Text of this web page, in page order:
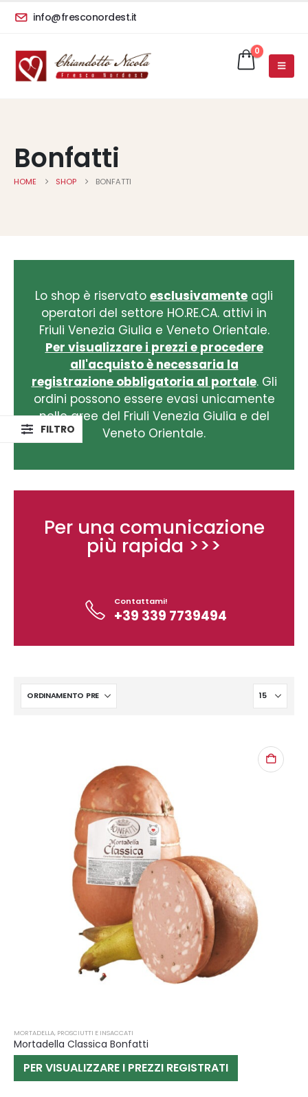
info@fresconordest.it
0
Bonfatti
HOME SHOP BONFATTI
Lo shop è riservato esclusivamente agli
operatori del settore HO.RE.CA. attivi in
Friuli Venezia Giulia e Veneto Orientale.
Per visualizzare i prezzi e procedere
all'acquisto è necessaria la
registrazione obbligatoria al portale. Gli
ordini possono essere evasi unicamente
nelle aree del Friuli Venezia Giulia e del
Veneto Orientale.
Per una comunicazione
più rapida >>>
Contattami!
+39 339 7739494
MORTADELLA, PROSCIUTTI E INSACCATI
Mortadella Classica Bonfatti
PER VISUALIZZARE I PREZZI REGISTRATI